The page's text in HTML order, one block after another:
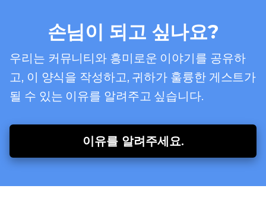
손님이 되고 싶나요?
우리는 커뮤니티와 흥미로운 이야기를 공유하
고, 이 양식을 작성하고, 귀하가 훌륭한 게스트가
될 수 있는 이유를 알려주고 싶습니다.
이유를 알려주세요.